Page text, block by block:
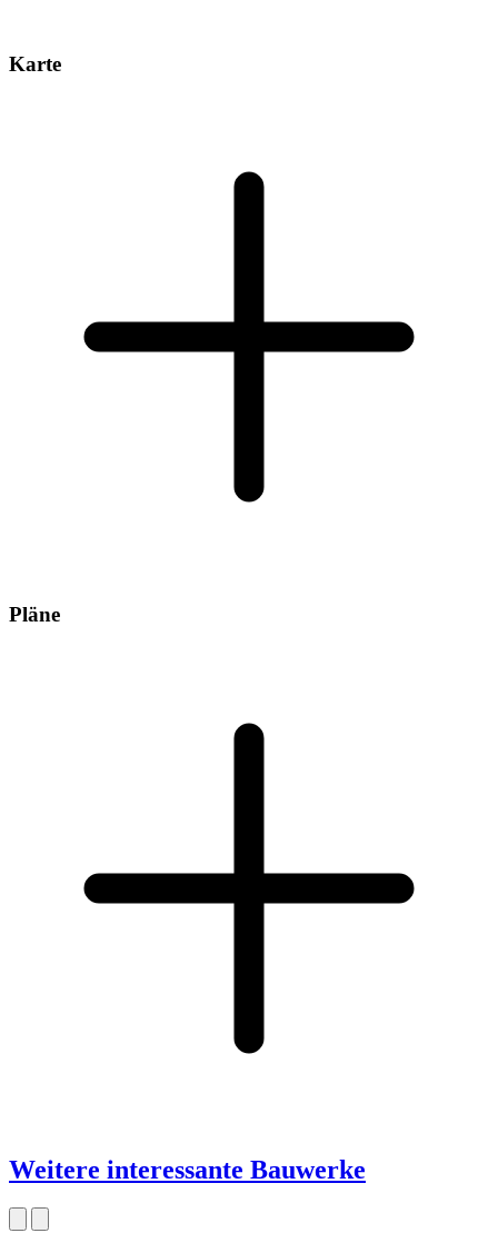
Karte
Pläne
Weitere interessante Bauwerke